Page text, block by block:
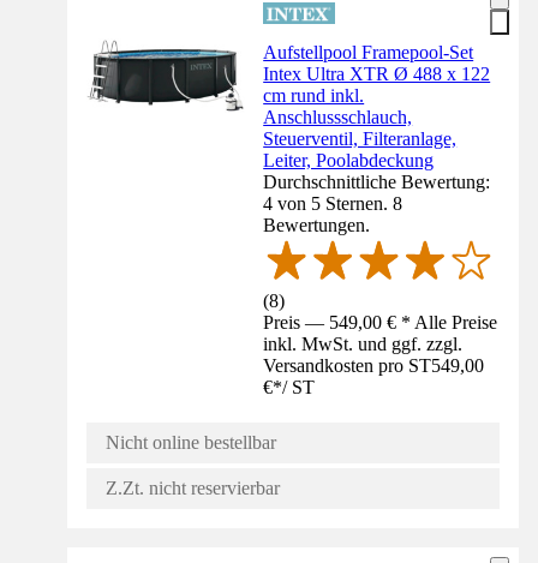
Aufstellpool Framepool-Set
Intex Ultra XTR Ø 488 x 122
cm rund inkl.
Anschlussschlauch,
Steuerventil, Filteranlage,
Leiter, Poolabdeckung
Durchschnittliche Bewertung:
4 von 5 Sternen. 8
Bewertungen.
(8)
Preis — 549,00 € * Alle Preise
inkl. MwSt. und ggf. zzgl.
Versandkosten pro ST549,00
€*/ ST
Nicht online bestellbar
Z.Zt. nicht reservierbar